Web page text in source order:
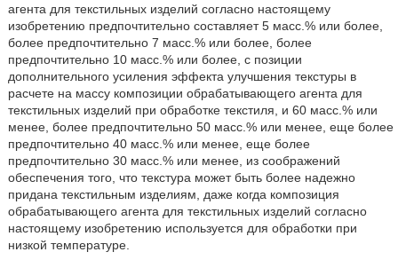
агента для текстильных изделий согласно настоящему
изобретению предпочтительно составляет 5 масс.% или более,
более предпочтительно 7 масс.% или более, более
предпочтительно 10 масс.% или более, с позиции
дополнительного усиления эффекта улучшения текстуры в
расчете на массу композиции обрабатывающего агента для
текстильных изделий при обработке текстиля, и 60 масс.% или
менее, более предпочтительно 50 масс.% или менее, еще более
предпочтительно 40 масс.% или менее, еще более
предпочтительно 30 масс.% или менее, из соображений
обеспечения того, что текстура может быть более надежно
придана текстильным изделиям, даже когда композиция
обрабатывающего агента для текстильных изделий согласно
настоящему изобретению используется для обработки при
низкой температуре.